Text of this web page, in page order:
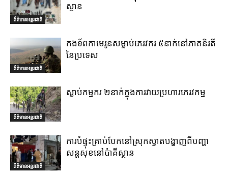
ព័ត៌មានអន្តរជាតិ
ស្ថាន
ព័ត៌មានអន្តរជាតិ
កងទ័ពកាមេរូនសម្លាប់ភេរវករ ៥នាក់នៅភាគនិរតី
នៃប្រទេស
ព័ត៌មានអន្តរជាតិ
ស្លាប់កម្មករ ២នាក់ក្នុងការវាយប្រហារភេរវកម្ម
ព័ត៌មានអន្តរជាតិ
ការបំផ្ទុះគ្រាប់បែកនៅស្រុកស្វាតបង្ហាញពីបញ្ហា
សន្តសុខនៅប៉ាគីស្ថាន